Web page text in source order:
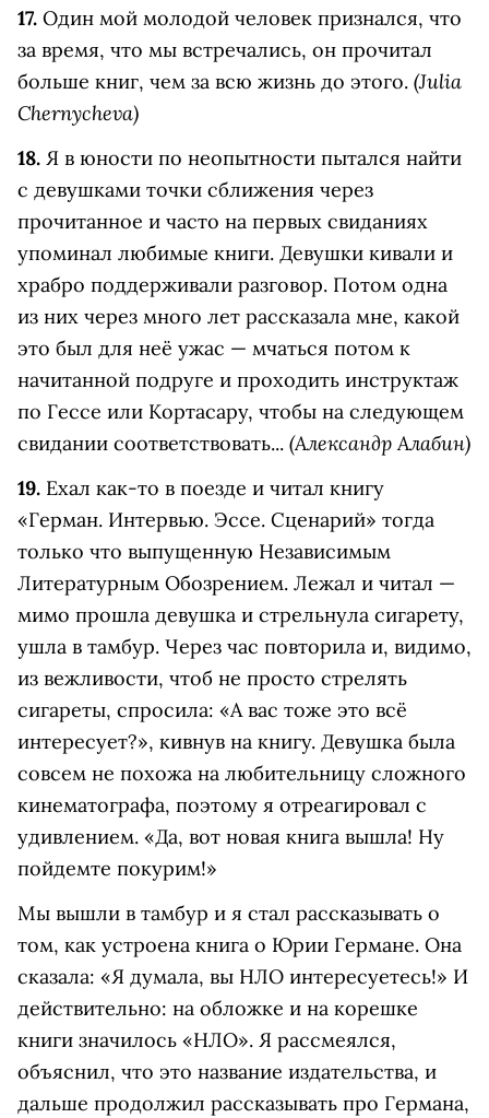
17. Один мой молодой человек признался, что
за время, что мы встречались, он прочитал
больше книг, чем за всю жизнь до этого. (Julia
Chernycheva)
18. Я в юности по неопытности пытался найти
с девушками точки сближения через
прочитанное и часто на первых свиданиях
упоминал любимые книги. Девушки кивали и
храбро поддерживали разговор. Потом одна
из них через много лет рассказала мне, какой
это был для неё ужас — мчаться потом к
начитанной подруге и проходить инструктаж
по Гессе или Кортасару, чтобы на следующем
свидании соответствовать... (Александр Алабин)
19. Ехал как-то в поезде и читал книгу
«Герман. Интервью. Эссе. Сценарий» тогда
только что выпущенную Независимым
Литературным Обозрением. Лежал и читал —
мимо прошла девушка и стрельнула сигарету,
ушла в тамбур. Через час повторила и, видимо,
из вежливости, чтоб не просто стрелять
сигареты, спросила: «А вас тоже это всё
интересует?», кивнув на книгу. Девушка была
совсем не похожа на любительницу сложного
кинематографа, поэтому я отреагировал с
удивлением. «Да, вот новая книга вышла! Ну
пойдемте покурим!»
Мы вышли в тамбур и я стал рассказывать о
том, как устроена книга о Юрии Германе. Она
сказала: «Я думала, вы НЛО интересуетесь!» И
действительно: на обложке и на корешке
книги значилось «НЛО». Я рассмеялся,
объяснил, что это название издательства, и
дальше продолжил рассказывать про Германа,